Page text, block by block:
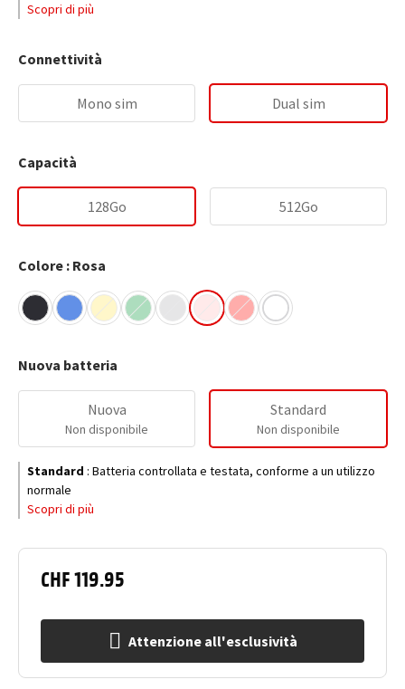
CHF 119.95
Attenzione all'esclusività
Scopri di più
Connettività
Mono sim Dual sim
Capacità
128Go 512Go
Colore : Rosa
Nuova batteria
Nuova
Non disponibile
Standard
Non disponibile
Standard : Batteria controllata e testata, conforme a un utilizzo
normale
Scopri di più